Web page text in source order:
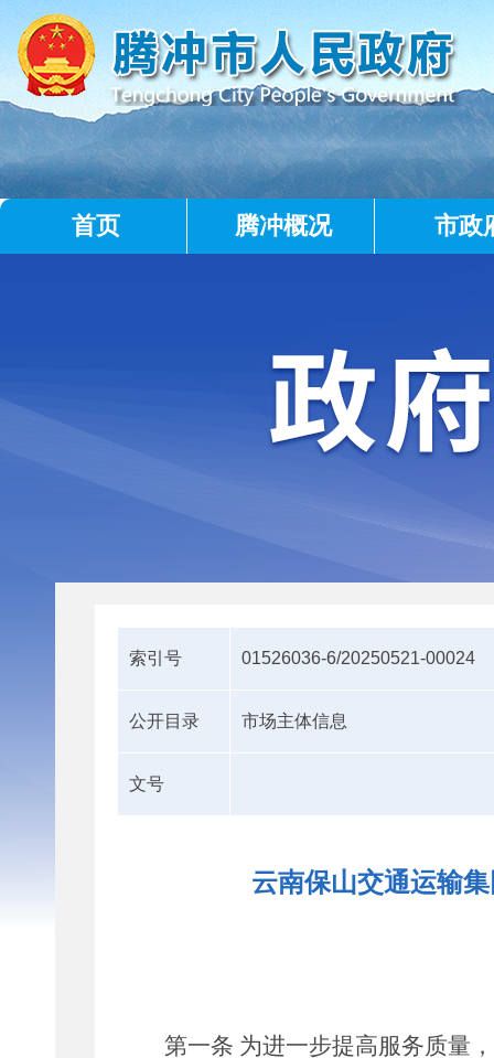
首页 腾冲概况 市政
索引号 01526036-6/20250521-00024
公开目录 市场主体信息
文号
云南保山交通运输
第一条 为进一步提高服务质量